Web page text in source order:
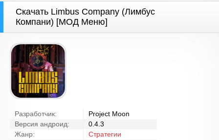
Скачать Limbus Company (Лимбус
Компани) [МОД Меню]
Разработчик:
Project Moon
Версия андроид:
0.4.3
Жанр:
Стратегии